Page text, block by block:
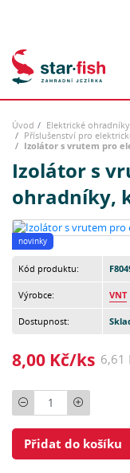
Úvod
Elektrické
Příslušenství pro
Izolátor s vrutem pro
Izolátor s
ohradníky,
novinky
Kód produktu:
Výrobce: VNT
Dostupnost:
8,00 Kč/ks 6,61
Počet
Přidat do košíku